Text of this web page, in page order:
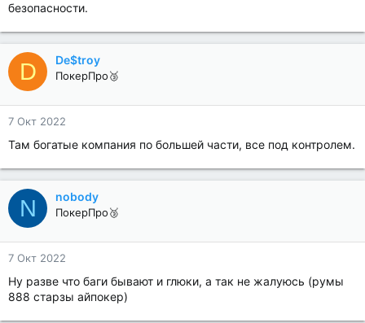
безопасности.
D De$troy
ПокерПро🥉
7 Окт 2022
Там богатые компания по большей части, все под контролем.
N nobody
ПокерПро🥉
7 Окт 2022
Ну разве что баги бывают и глюки, а так не жалуюсь (румы
888 старзы айпокер)